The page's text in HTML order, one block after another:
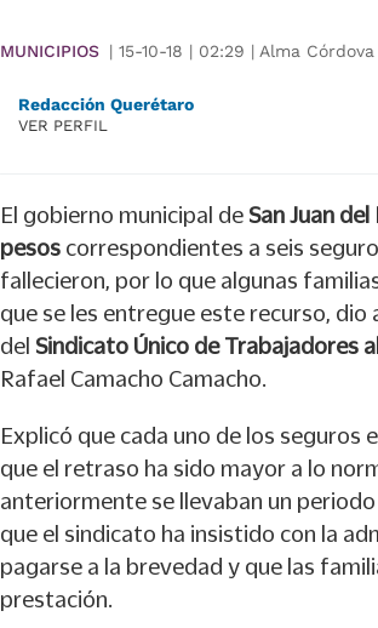
MUNICIPIOS | 15-10-18 | 02:29 | Alma Córdova
Redacción Querétaro
VER PERFIL
El gobierno municipal de San Juan del
pesos correspondientes a seis
fallecieron, por lo que algunas
que se les entregue este recurso,
del Sindicato Único de Trabajadores
Rafael Camacho Camacho.
Explicó que cada uno de los seguros
que el retraso ha sido mayor a lo
anteriormente se llevaban un
que el sindicato ha insistido con la
pagarse a la brevedad y que las
prestación.